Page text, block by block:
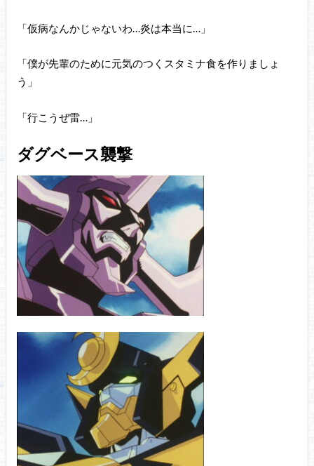
「仮病なんかじゃないわ…炎は本当に…」
「僕が先輩のために元気のつくスタミナ食を作りましょ
う」
「行こうぜ雷…」
ダグベース襲撃